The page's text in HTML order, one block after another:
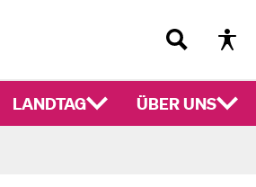
LANDTAG ÜBER UNS